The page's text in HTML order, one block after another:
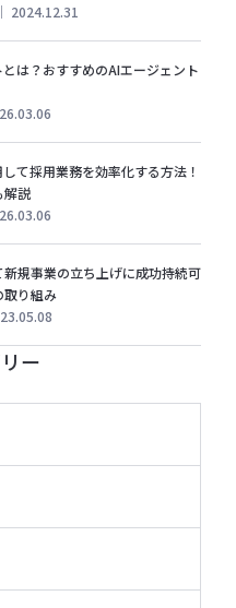
｜ 2024.12.31
は？おすすめのAIエージェント
して採用業務を効率化する方法！
解説
規事業の立ち上げに成功持続可
取り組み
ー